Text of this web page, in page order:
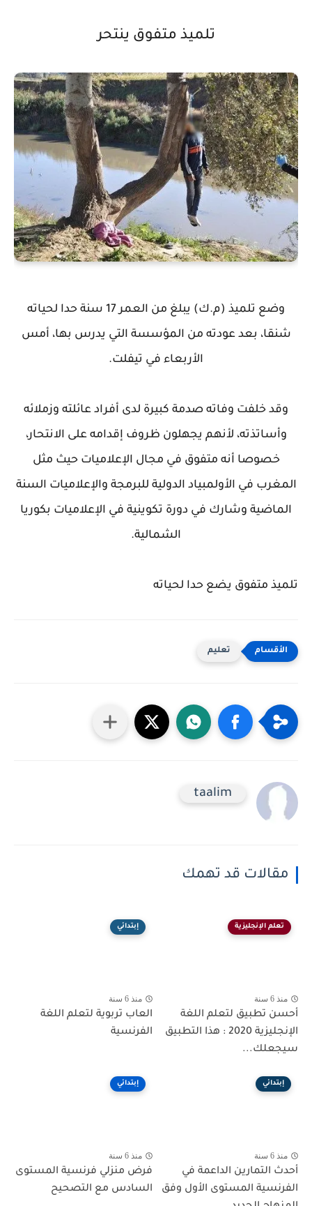
تلميذ متفوق ينتحر
وضع تلميذ (م.ك) يبلغ من العمر 17 سنة حدا لحياته
شنقا، بعد عودته من المؤسسة التي يدرس بها، أمس
الأربعاء في تيفلت.
وقد خلفت وفاته صدمة كبيرة لدى أفراد عائلته وزملائه
وأساتذته، لأنهم يجهلون ظروف إقدامه على الانتحار،
خصوصا أنه متفوق في مجال الإعلاميات حيث مثل
المغرب في الأولمبياد الدولية للبرمجة والإعلاميات السنة
الماضية وشارك في دورة تكوينية في الإعلاميات بكوريا
الشمالية.
تلميذ متفوق يضع حدا لحياته
تعليم
taalim
مقالات قد تهمك
تعلم الإنجليزية
منذ 6 سنة
أحسن تطبيق لتعلم اللغة
الإنجليزية 2020 : هذا التطبيق
سيجعلك...
إبتدائي
منذ 6 سنة
العاب تربوية لتعلم اللغة
الفرنسية
إبتدائي
منذ 6 سنة
أحدث التمارين الداعمة في
الفرنسية المستوى الأول وفق
إبتدائي
منذ 6 سنة
فرض منزلي فرنسية المستوى
السادس مع التصحيح